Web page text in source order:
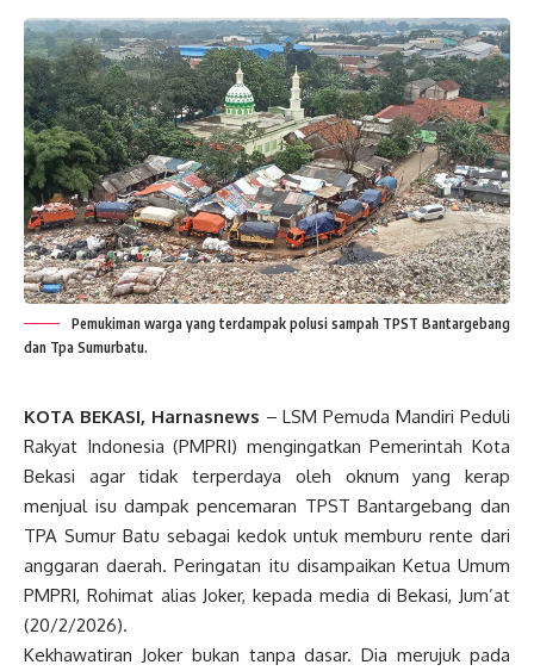
Pemukiman warga yang terdampak polusi sampah TPST Bantargebang
dan Tpa Sumurbatu.
KOTA BEKASI, Harnasnews – LSM Pemuda Mandiri Peduli
Rakyat Indonesia (PMPRI) mengingatkan Pemerintah Kota
Bekasi agar tidak terperdaya oleh oknum yang kerap
menjual isu dampak pencemaran TPST Bantargebang dan
TPA Sumur Batu sebagai kedok untuk memburu rente dari
anggaran daerah. Peringatan itu disampaikan Ketua Umum
PMPRI, Rohimat alias Joker, kepada media di Bekasi, Jum’at
(20/2/2026).
Kekhawatiran Joker bukan tanpa dasar. Dia merujuk pada